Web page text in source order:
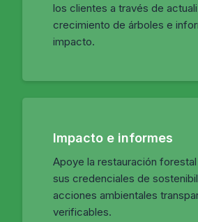
los clientes a través de
crecimiento de árboles e
impacto.
Impacto e informes
Apoye la restauración
sus credenciales de
acciones ambientales
verificables.